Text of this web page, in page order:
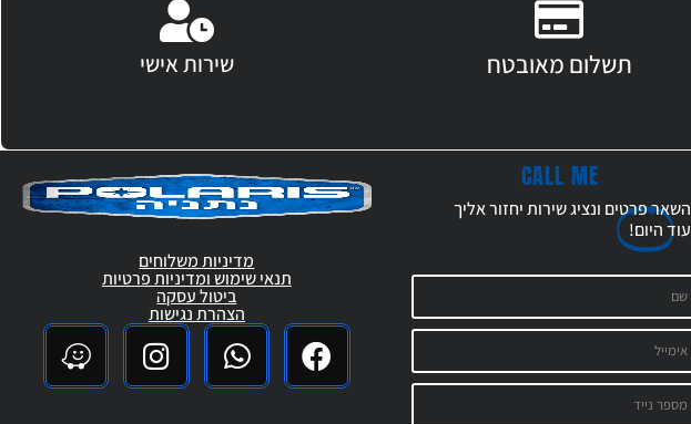
תשלום מאובטח שירות אישי
CALL ME
השאר פרטים ונציג שירות יחזור אליך
עודהיום!
מדיניות משלוחים
תנאי שימוש ומדיניות פרטיות
ביטול עסקה
הצהרת נגישות